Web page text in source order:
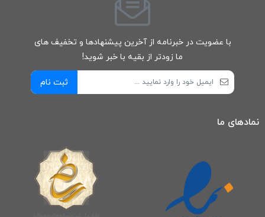
با عضویت در خبرنامه از آخرین پیشنهادها و تخفیف های
ما زودتر از بقیه با خبر شوید!
ثبت نام
نمادهای ما